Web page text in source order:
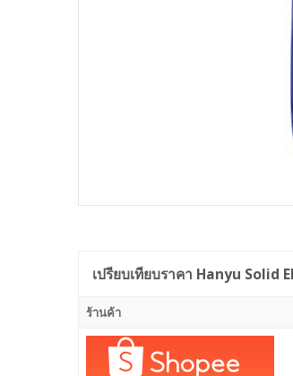
เปรียบเทียบราคา Hanyu Solid
ร้านค้า